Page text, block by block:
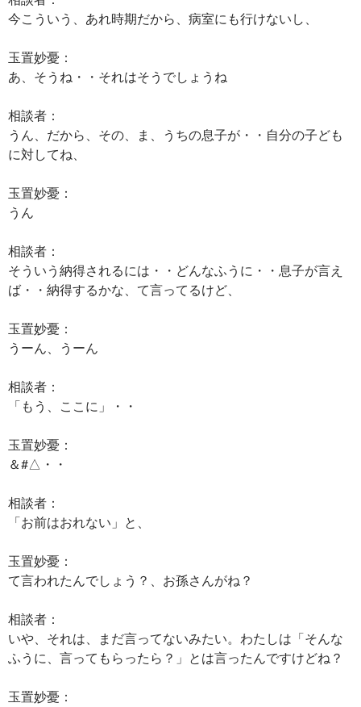
今こういう、あれ時期だから、病室にも行けないし、
玉置妙憂：
あ、そうね・・それはそうでしょうね
相談者：
うん、だから、その、ま、うちの息子が・・自分の子ども
に対してね、
玉置妙憂：
うん
相談者：
そういう納得されるには・・どんなふうに・・息子が言え
ば・・納得するかな、て言ってるけど、
玉置妙憂：
うーん、うーん
相談者：
「もう、ここに」・・
玉置妙憂：
＆#△・・
相談者：
「お前はおれない」と、
玉置妙憂：
て言われたんでしょう？、お孫さんがね？
相談者：
いや、それは、まだ言ってないみたい。わたしは「そんな
ふうに、言ってもらったら？」とは言ったんですけどね？
玉置妙憂：